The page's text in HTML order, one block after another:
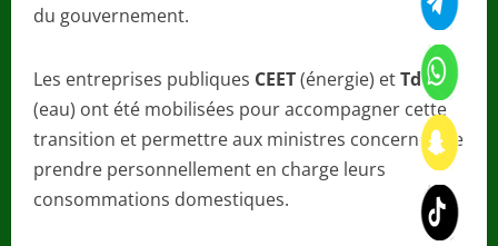
du gouvernement.
Les entreprises publiques CEET(énergie) etTdE
(eau) ont été mobilisées pour accompagner cette
transition et permettre aux ministres concernés de
prendre personnellement en charge leurs
consommations domestiques.